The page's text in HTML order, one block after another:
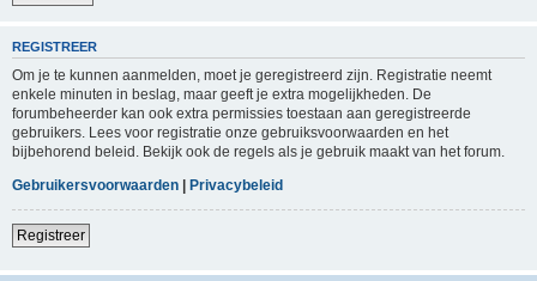
REGISTREER
Om je te kunnen aanmelden, moet je geregistreerd zijn. Registratie neemt
enkele minuten in beslag, maar geeft je extra mogelijkheden. De
forumbeheerder kan ook extra permissies toestaan aan geregistreerde
gebruikers. Lees voor registratie onze gebruiksvoorwaarden en het
bijbehorend beleid. Bekijk ook de regels als je gebruik maakt van het forum.
Gebruikersvoorwaarden | Privacybeleid
Registreer